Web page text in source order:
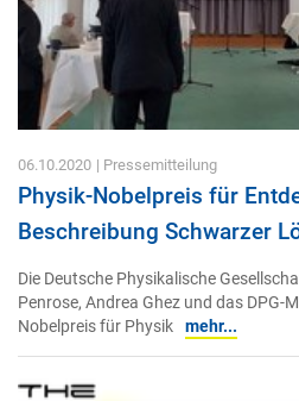
06.10.2020 | Pressemitteilung
Physik-Nobelpreis für
Beschreibung Schwarzer
Die Deutsche Physikalische
Penrose, Andrea Ghez und das DPG-
Nobelpreis für Physik mehr...